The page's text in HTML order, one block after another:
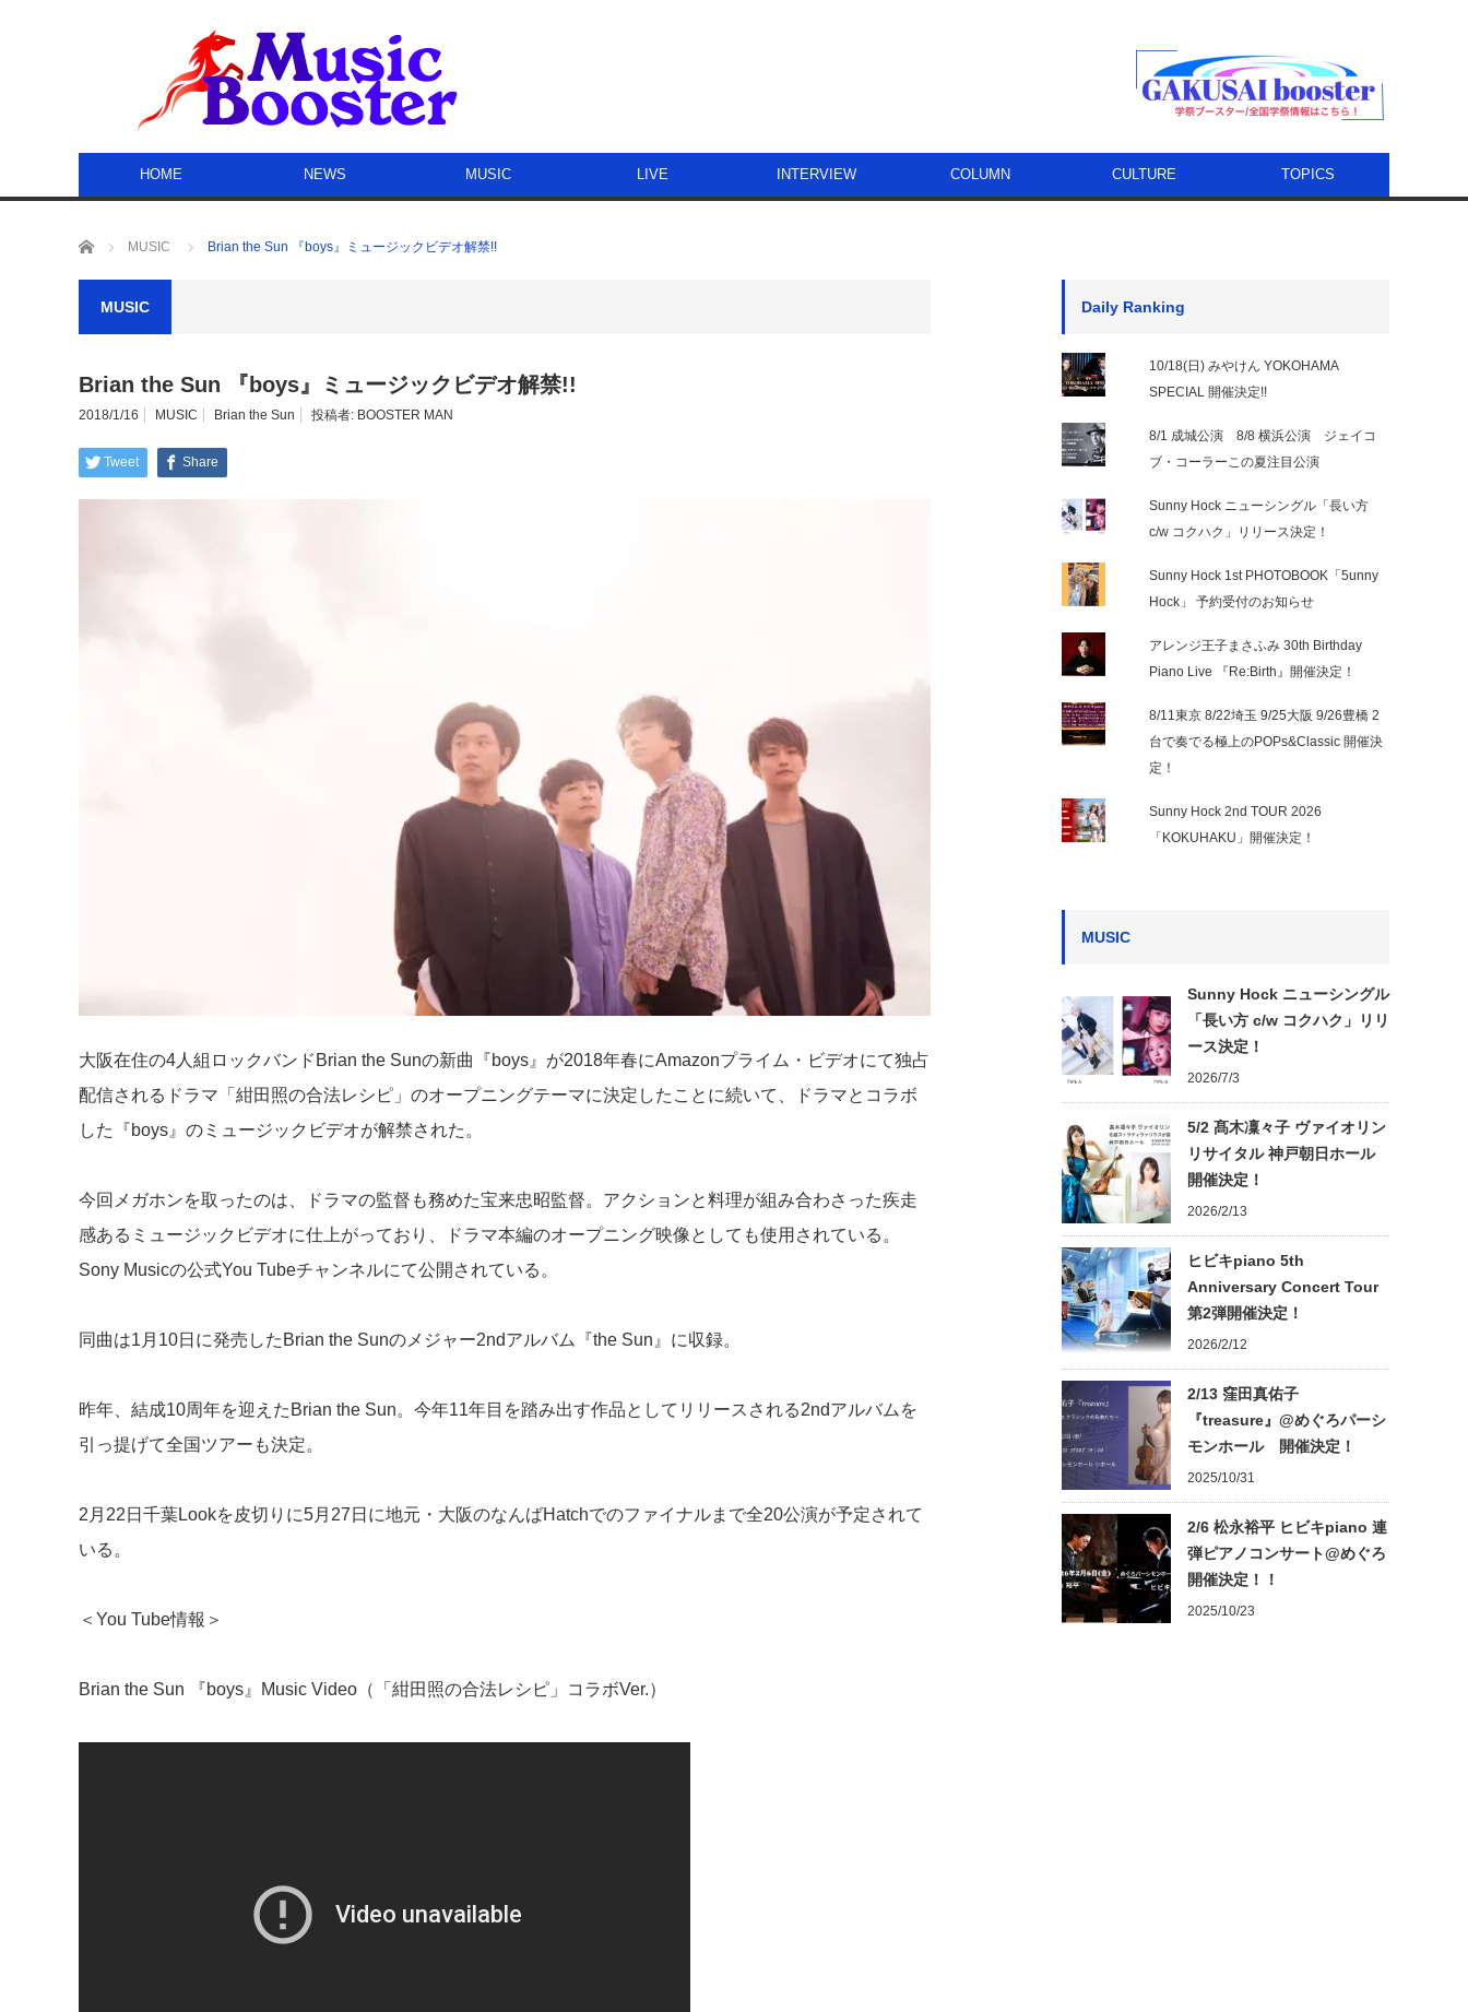
HOME NEWS MUSIC LIVE INTERVIEW COLUMN CULTURE TOPICS
ホーム MUSIC Brian the Sun 『boys』ミュージックビデオ解禁!!
MUSIC
Brian the Sun 『boys』ミュージックビデオ解禁!!
2018/1/16 MUSIC Brian the Sun 投稿者: BOOSTER MAN
Tweet Share
大阪在住の4人組ロックバンドBrian the Sunの新曲『boys』が2018年春にAmazonプライム・ビデオにて独占
配信されるドラマ「紺田照の合法レシピ」のオープニングテーマに決定したことに続いて、ドラマとコラボ
した『boys』のミュージックビデオが解禁された。
今回メガホンを取ったのは、ドラマの監督も務めた宝来忠昭監督。アクションと料理が組み合わさった疾走
感あるミュージックビデオに仕上がっており、ドラマ本編のオープニング映像としても使用されている。
Sony Musicの公式You Tubeチャンネルにて公開されている。
同曲は1月10日に発売したBrian the Sunのメジャー2ndアルバム『the Sun』に収録。
昨年、結成10周年を迎えたBrian the Sun。今年11年目を踏み出す作品としてリリースされる2ndアルバムを
引っ提げて全国ツアーも決定。
2月22日千葉Lookを皮切りに5月27日に地元・大阪のなんばHatchでのファイナルまで全20公演が予定されて
いる。
＜You Tube情報＞
Brian the Sun 『boys』Music Video（「紺田照の合法レシピ」コラボVer.）
Daily Ranking
10/18(日) みやけん YOKOHAMA
SPECIAL 開催決定!!
8/1 成城公演 8/8 横浜公演 ジェイコ
ブ・コーラーこの夏注目公演
Sunny Hock ニューシングル「長い方
c/w コクハク」リリース決定！
Sunny Hock 1st PHOTOBOOK「5unny
Hock」 予約受付のお知らせ
アレンジ王子まさふみ 30th Birthday
Piano Live 『Re:Birth』開催決定！
8/11東京 8/22埼玉 9/25大阪 9/26豊橋 2
台で奏でる極上のPOPs&Classic 開催決
定！
Sunny Hock 2nd TOUR 2026
「KOKUHAKU」開催決定！
MUSIC
Sunny Hock ニューシングル
「長い方 c/w コクハク」リリ
ース決定！
2026/7/3
5/2 髙木凜々子 ヴァイオリン
リサイタル 神戸朝日ホール
開催決定！
2026/2/13
ヒビキpiano 5th
Anniversary Concert Tour
第2弾開催決定！
2026/2/12
2/13 窪田真佑子
『treasure』@めぐろパーシ
モンホール 開催決定！
2025/10/31
2/6 松永裕平 ヒビキpiano 連
弾ピアノコンサート@めぐろ
開催決定！！
2025/10/23